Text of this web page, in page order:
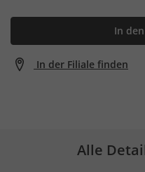
In
In der Filiale finden
Alle